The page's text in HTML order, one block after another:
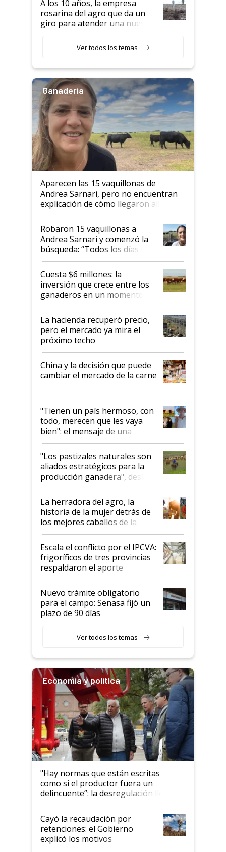
A los 10 años, la empresa
rosarina del agro que da un
giro para atender una nueva
Ver todos los temas
Ganadería
Aparecen las 15 vaquillonas de
Andrea Sarnari, pero no encuentran
explicación de cómo llegaron allí
Robaron 15 vaquillonas a
Andrea Sarnari y comenzó la
búsqueda: “Todos los días le
toca a algún productor”
Cuesta $6 millones: la
inversión que crece entre los
ganaderos en un momento
histórico para la actividad
La hacienda recuperó precio,
pero el mercado ya mira el
próximo techo
China y la decisión que puede
cambiar el mercado de la carne
"Tienen un país hermoso, con
todo, merecen que les vaya
bien": el mensaje de una
ganadera uruguaya sobre las
oportunidades que se abren
para el agro en Argentina, con
foco en la carne
"Los pastizales naturales son
aliados estratégicos para la
producción ganadera", destaca
la iniciativa que ya reúne a 46
establecimientos en Argentina
La herradora del agro, la
historia de la mujer detrás de
los mejores caballos de la
Argentina y los mitos que
todavía hacen sufrir a estos
animales: "Mientras me
descalificaban, yo seguí
haciendo currículum"
Escala el conflicto por el IPCVA:
frigoríficos de tres provincias
respaldaron el aporte
obligatorio
Nuevo trámite obligatorio
para el campo: Senasa fijó un
plazo de 90 días
Ver todos los temas
Economía y política
"Hay normas que están escritas
como si el productor fuera un
delincuente”: la desregulación llegó
al Congreso Aapresid y hasta se
habló del financiamiento al IPCVA
Cayó la recaudación por
retenciones: el Gobierno
explicó los motivos